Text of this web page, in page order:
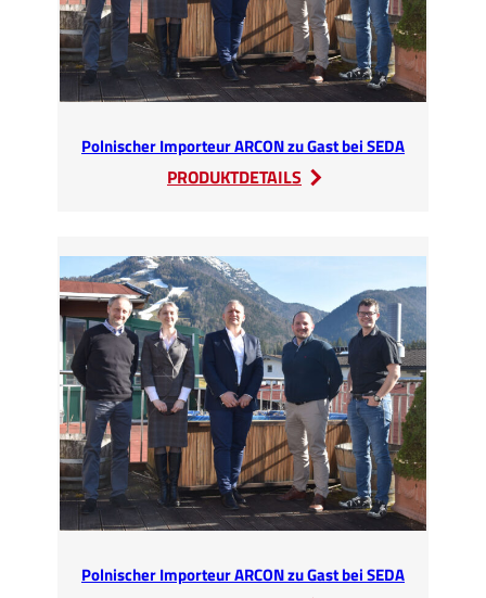
Polnischer Importeur ARCON zu Gast bei SEDA
PRODUKTDETAILS
:
ARCON
Gast
bei
SEDA
Polnischer Importeur ARCON zu Gast bei SEDA